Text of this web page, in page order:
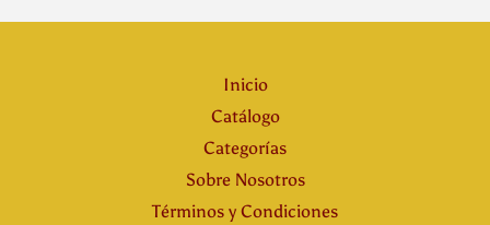
Inicio
Catálogo
Categorías
Sobre Nosotros
Términos y Condiciones